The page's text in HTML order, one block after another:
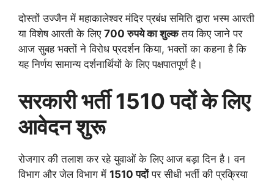
दोस्तों उज्जैन में महाकालेश्वर मंदिर प्रबंध समिति द्वारा भस्म आरती
या विशेष आरती के लिए 700 रुपये का शुल्कतय किए जाने पर
आज सुबह भक्तों ने विरोध प्रदर्शन किया, भक्तों का कहना है कि
यह निर्णय सामान्य दर्शनार्थियों के लिए पक्षपातपूर्ण है।
सरकारी भर्ती 1510 पदों के लिए
आवेदन शुरू
रोजगार की तलाश कर रहे युवाओं के लिए आज बड़ा दिन है। वन
विभाग और जेल विभाग में 1510 पदोंपर सीधी भर्ती की प्रक्रिया